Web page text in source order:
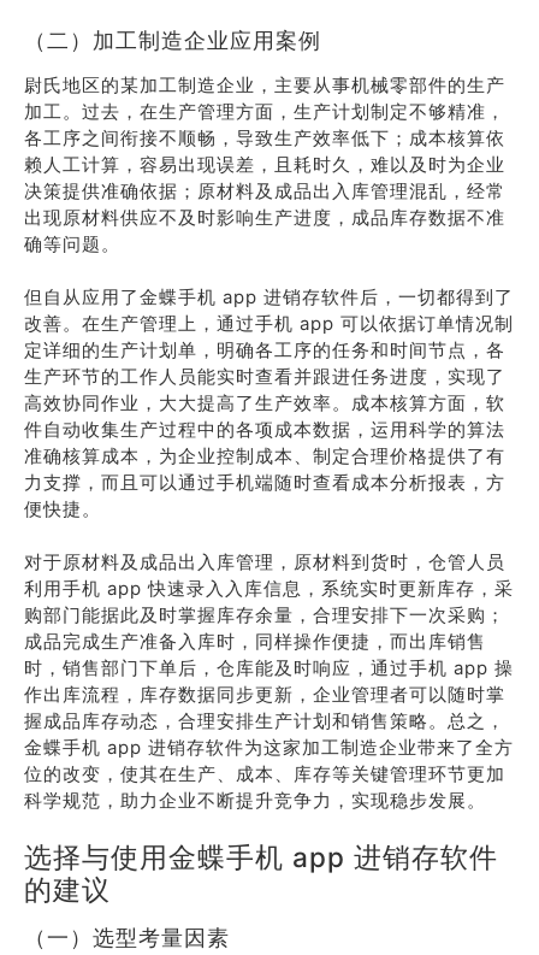
（二）加工制造企业应用案例
尉氏地区的某加工制造企业，主要从事机械零部件的生产
加工。过去，在生产管理方面，生产计划制定不够精准，
各工序之间衔接不顺畅，导致生产效率低下；成本核算依
赖人工计算，容易出现误差，且耗时久，难以及时为企业
决策提供准确依据；原材料及成品出入库管理混乱，经常
出现原材料供应不及时影响生产进度，成品库存数据不准
确等问题。
但自从应用了金蝶手机 app 进销存软件后，一切都得到了
改善。在生产管理上，通过手机 app 可以依据订单情况制
定详细的生产计划单，明确各工序的任务和时间节点，各
生产环节的工作人员能实时查看并跟进任务进度，实现了
高效协同作业，大大提高了生产效率。成本核算方面，软
件自动收集生产过程中的各项成本数据，运用科学的算法
准确核算成本，为企业控制成本、制定合理价格提供了有
力支撑，而且可以通过手机端随时查看成本分析报表，方
便快捷。
对于原材料及成品出入库管理，原材料到货时，仓管人员
利用手机 app 快速录入入库信息，系统实时更新库存，采
购部门能据此及时掌握库存余量，合理安排下一次采购；
成品完成生产准备入库时，同样操作便捷，而出库销售
时，销售部门下单后，仓库能及时响应，通过手机 app 操
作出库流程，库存数据同步更新，企业管理者可以随时掌
握成品库存动态，合理安排生产计划和销售策略。总之，
金蝶手机 app 进销存软件为这家加工制造企业带来了全方
位的改变，使其在生产、成本、库存等关键管理环节更加
科学规范，助力企业不断提升竞争力，实现稳步发展。
选择与使用金蝶手机 app 进销存软件
的建议
（一）选型考量因素